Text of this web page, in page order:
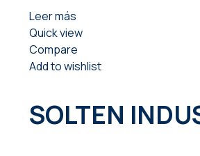
Leer más
Quick view
Compare
Add to wishlist
SOLTEN